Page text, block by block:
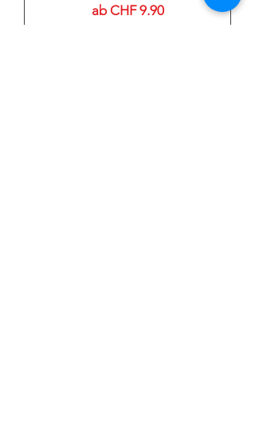
abCHF 9.90
Sale-Preis